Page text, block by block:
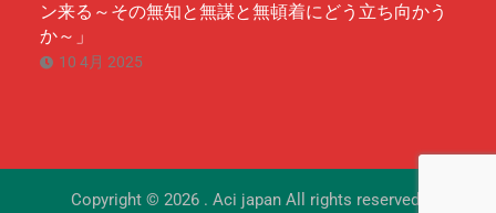
ン来る～その無知と無謀と無頓着にどう立ち向かう
か～」
10 4月 2025
Copyright © 2026 . Aci japan All rights reserved.